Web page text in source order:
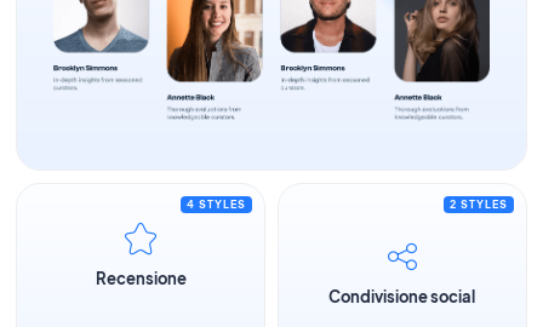
4 STYLES
Recensione
2 STYLES
Condivisione social